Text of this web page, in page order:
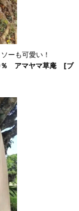
ーも可愛い！
％ アマヤマ草庵 [ブ